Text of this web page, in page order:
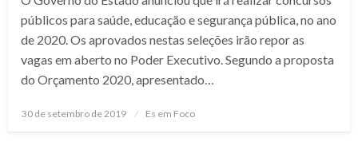
públicos para saúde, educação e segurança pública, no ano
de 2020. Os aprovados nestas seleções irão repor as
vagas em aberto no Poder Executivo. Segundo a proposta
do Orçamento 2020, apresentado…
Posted
30 de setembro de 2019 Es em Foco